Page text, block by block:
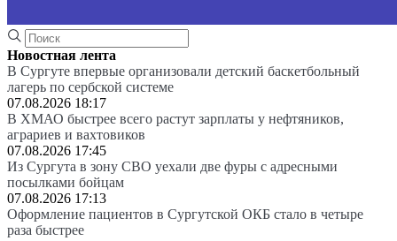
Новостная лента
В Сургуте впервые организовали детский баскетбольный
лагерь по сербской системе
07.08.2026 18:17
В ХМАО быстрее всего растут зарплаты у нефтяников,
аграриев и вахтовиков
07.08.2026 17:45
Из Сургута в зону СВО уехали две фуры с адресными
посылками бойцам
07.08.2026 17:13
Оформление пациентов в Сургутской ОКБ стало в четыре
раза быстрее